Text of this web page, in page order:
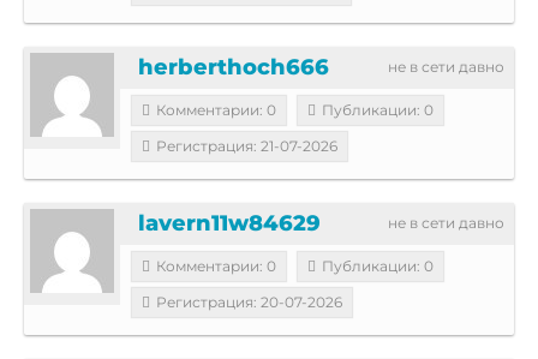
не в сети давно
herberthoch666
Комментарии: 0
Публикации: 0
Регистрация: 21-07-2026
не в сети давно
lavern11w84629
Комментарии: 0
Публикации: 0
Регистрация: 20-07-2026